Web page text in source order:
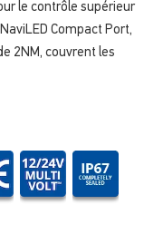
le contrôle supérieur
Compact Port,
2NM, couvrent les